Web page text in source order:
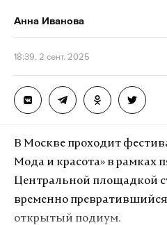
Анна Иванова
18:39, 2 сент. 2025
В Москве проходит
Мода и красота» в рамках
Центральной площадкой
временно
открытый подиум.